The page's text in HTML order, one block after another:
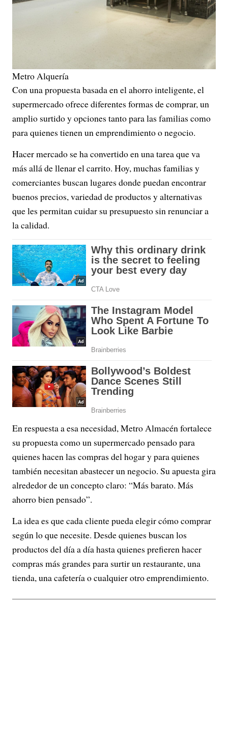
Metro Alquería
Con una propuesta basada en el ahorro inteligente, el
supermercado ofrece diferentes formas de comprar, un
amplio surtido y opciones tanto para las familias como
para quienes tienen un emprendimiento o negocio.
Hacer mercado se ha convertido en una tarea que va
más allá de llenar el carrito. Hoy, muchas familias y
comerciantes buscan lugares donde puedan encontrar
buenos precios, variedad de productos y alternativas
que les permitan cuidar su presupuesto sin renunciar a
la calidad.
En respuesta a esa necesidad, Metro Almacén fortalece
su propuesta como un supermercado pensado para
quienes hacen las compras del hogar y para quienes
también necesitan abastecer un negocio. Su apuesta gira
alrededor de un concepto claro: “Más barato. Más
ahorro bien pensado”.
La idea es que cada cliente pueda elegir cómo comprar
según lo que necesite. Desde quienes buscan los
productos del día a día hasta quienes prefieren hacer
compras más grandes para surtir un restaurante, una
tienda, una cafetería o cualquier otro emprendimiento.